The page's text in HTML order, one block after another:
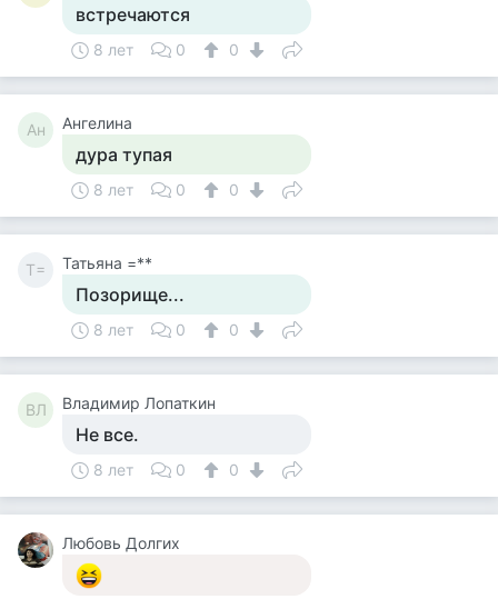
встречаются
8 лет 0 0
Ан Ангелина
дура тупая
8 лет 0 0
Т= Татьяна =**
Позорище...
8 лет 0 0
ВЛ Владимир Лопаткин
Не все.
8 лет 0 0
Любовь Долгих